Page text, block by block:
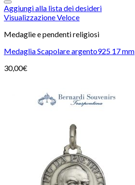
Aggiungi alla lista dei desideri
Visualizzazione Veloce
Medaglie e pendenti religiosi
Medaglia Scapolare argento925 17 mm
30,00€